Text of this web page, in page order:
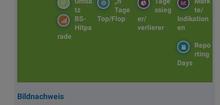
te/
Indikation
en
ssieg
er/
verlierer
Tage
Top/Flop
tz
BS-
Hitpa
rade
Repo
rting
Days
Bildnachweis